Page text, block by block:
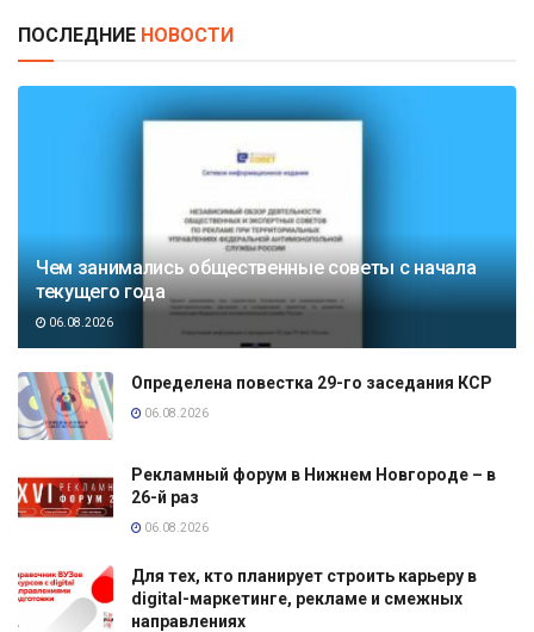
ПОСЛЕДНИЕ НОВОСТИ
Чем занимались общественные советы с начала
текущего года
06.08.2026
Определена повестка 29-го заседания КСР
06.08.2026
Рекламный форум в Нижнем Новгороде – в
26-й раз
06.08.2026
Для тех, кто планирует строить карьеру в
digital-маркетинге, рекламе и смежных
направлениях